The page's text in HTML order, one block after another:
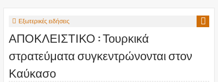
Εξωτερικές ειδήσεις
ΑΠΟΚΛΕΙΣΤΙΚΟ : Τουρκικά
στρατεύματα συγκεντρώνονται στον
Καύκασο